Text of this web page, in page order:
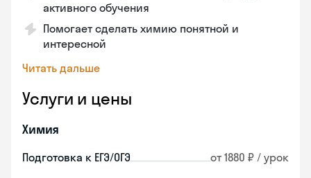
активного обучения
Помогает сделать химию понятной и
интересной
Читать дальше
Услуги и цены
Химия
Подготовка к ЕГЭ/ОГЭ от 1880 ₽ / урок